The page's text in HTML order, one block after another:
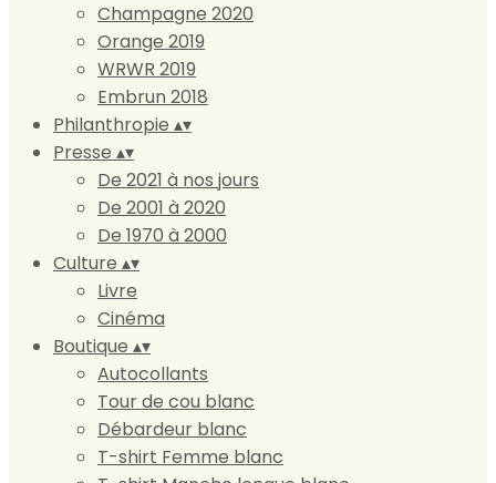
Champagne 2020
Orange 2019
WRWR 2019
Embrun 2018
Philanthropie ▴▾
Presse ▴▾
De 2021 à nos jours
De 2001 à 2020
De 1970 à 2000
Culture ▴▾
Livre
Cinéma
Boutique ▴▾
Autocollants
Tour de cou blanc
Débardeur blanc
T-shirt Femme blanc